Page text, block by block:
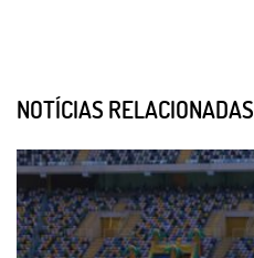
NOTÍCIAS RELACIONADAS